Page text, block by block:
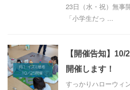
23日（水・祝）無事
「小学生だっ ...
【開催告知】10/
開催します！
すっかりハローウィ